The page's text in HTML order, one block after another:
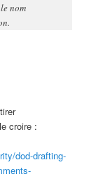
nom
croire :
dod-drafting-